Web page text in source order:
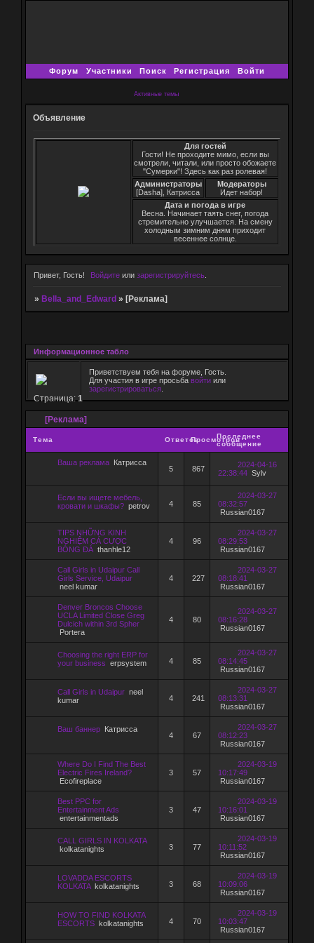
Форум Участники Поиск Регистрация Войти
Активные темы
Объявление
Для гостей
Гости! Не проходите мимо, если вы
смотрели, читали, или просто обожаете
"Сумерки"! Здесь как раз ролевая!
Администраторы
[Dasha], Катрисса
Модераторы
Идет набор!
Дата и погода в игре
Весна. Начинает таять снег, погода
стремительно улучшается. На смену
холодным зимним дням приходит
весеннее солнце.
Привет, Гость! Войдите илизарегистрируйтесь
» Bella_and_Edward » [Реклама]
Информационное табло
Приветствуем тебя на форуме, Гость.
Для участия в игре просьба войтиили
зарегистрироваться.
[Реклама]
Страница:1
Тема ОтветовПросмотров
Последнее
сообщение
Ваша реклама Катрисса
5 867
2024-04-16
22:38:44 Sylv
Если вы ищете мебель,
кровати и шкафы? petrov 4 85
2024-03-27
08:32:57
Russian0167
TIPS NHỮNG KINH
NGHIỆM CÁ CƯỢC
BÓNG ĐÁ thanhle12
4 96
2024-03-27
08:29:53
Russian0167
Call Girls in Udaipur Call
Girls Service, Udaipur
neel kumar
4 227
2024-03-27
08:18:41
Russian0167
Denver Broncos Choose
UCLA Limited Close Greg
Dulcich within 3rd Spher
Portera
4 80
2024-03-27
08:16:28
Russian0167
Choosing the right ERP for
your business erpsystem 4 85
2024-03-27
08:14:45
Russian0167
Call Girls in Udaipur neel
kumar
4 241
2024-03-27
08:13:31
Russian0167
Ваш баннер Катрисса
4 67
2024-03-27
08:12:23
Russian0167
Where Do I Find The Best
Electric Fires Ireland?
Ecofireplace
3 57
2024-03-19
10:17:49
Russian0167
Best PPC for
Entertainment Ads
entertainmentads
3 47
2024-03-19
10:16:01
Russian0167
CALL GIRLS IN KOLKATA
kolkatanights
3 77
2024-03-19
10:11:52
Russian0167
LOVADDA ESCORTS
KOLKATA kolkatanights 3 68
2024-03-19
10:09:06
Russian0167
HOW TO FIND KOLKATA
ESCORTS kolkatanights 4 70
2024-03-19
10:03:47
Russian0167